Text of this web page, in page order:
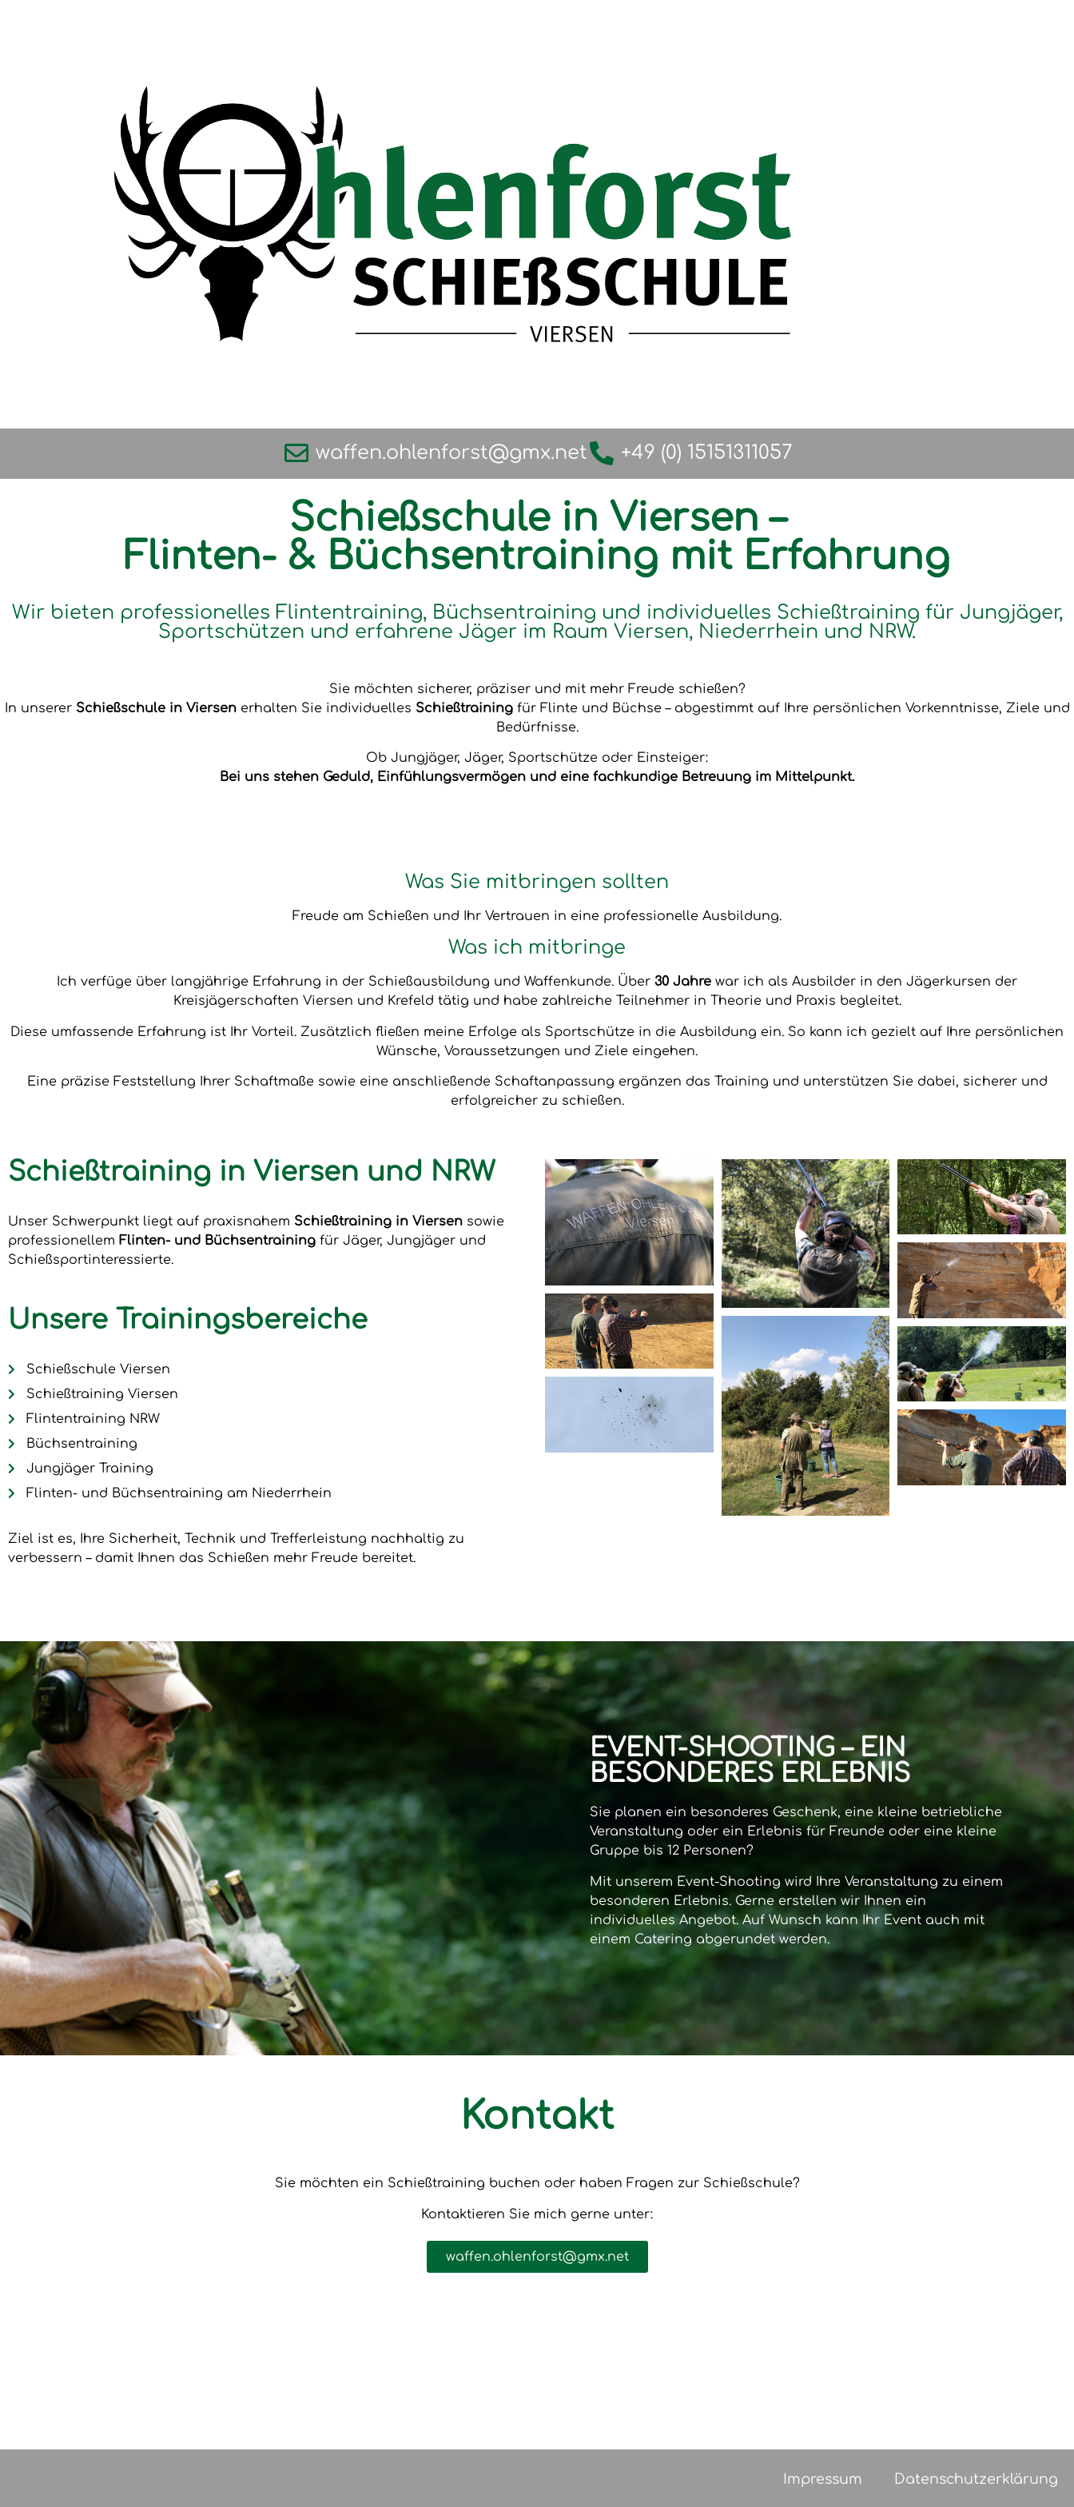
waffen.ohlenforst@gmx.net +49 (0) 15151311057
Schießschule in Viersen –
Flinten- & Büchsentraining mit Erfahrung
Wir bieten professionelles Flintentraining, Büchsentraining und individuelles Schießtraining für Jungjäger,
Sportschützen und erfahrene Jäger im Raum Viersen, Niederrhein und NRW.
Sie möchten sicherer, präziser und mit mehr Freude schießen?
In unserer Schießschule in Viersenerhalten Sie individuelles Schießtrainingfür Flinte und Büchse – abgestimmt auf Ihre persönlichen Vorkenntnisse, Ziele und
Bedürfnisse.
Ob Jungjäger, Jäger, Sportschütze oder Einsteiger:
Bei uns stehen Geduld, Einfühlungsvermögen und eine fachkundige Betreuung im Mittelpunkt.
Was Sie mitbringen sollten
Freude am Schießen und Ihr Vertrauen in eine professionelle Ausbildung.
Was ich mitbringe
Ich verfüge über langjährige Erfahrung in der Schießausbildung und Waffenkunde. Über 30 Jahre war ich als Ausbilder in den Jägerkursen der
Kreisjägerschaften Viersen und Krefeld tätig und habe zahlreiche Teilnehmer in Theorie und Praxis begleitet.
Diese umfassende Erfahrung ist Ihr Vorteil. Zusätzlich fließen meine Erfolge als Sportschütze in die Ausbildung ein. So kann ich gezielt auf Ihre persönlichen
Wünsche, Voraussetzungen und Ziele eingehen.
Eine präzise Feststellung Ihrer Schaftmaße sowie eine anschließende Schaftanpassung ergänzen das Training und unterstützen Sie dabei, sicherer und
erfolgreicher zu schießen.
Schießtraining in Viersen und NRW
Unser Schwerpunkt liegt auf praxisnahem Schießtraining in Viersen sowie
professionellem Flinten- und Büchsentraining für Jäger, Jungjäger und
Schießsportinteressierte.
Unsere Trainingsbereiche
Schießschule Viersen
Schießtraining Viersen
Flintentraining NRW
Büchsentraining
Jungjäger Training
Flinten- und Büchsentraining am Niederrhein
Ziel ist es, Ihre Sicherheit, Technik und Trefferleistung nachhaltig zu
verbessern – damit Ihnen das Schießen mehr Freude bereitet.
EVENT-SHOOTING – EIN
BESONDERES ERLEBNIS
Sie planen ein besonderes Geschenk, eine kleine betriebliche
Veranstaltung oder ein Erlebnis für Freunde oder eine kleine
Gruppe bis 12 Personen?
Mit unserem Event-Shooting wird Ihre Veranstaltung zu einem
besonderen Erlebnis. Gerne erstellen wir Ihnen ein
individuelles Angebot. Auf Wunsch kann Ihr Event auch mit
einem Catering abgerundet werden.
Kontakt
Sie möchten ein Schießtraining buchen oder haben Fragen zur Schießschule?
Kontaktieren Sie mich gerne unter:
waffen.ohlenforst@gmx.net
Impressum Datenschutzerklärung